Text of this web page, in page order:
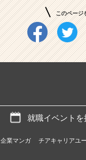
このページ
就職イベントを
企業マンガ チアキャリアユ